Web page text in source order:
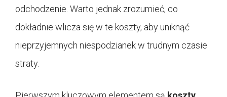
odchodzenie. Warto jednak zrozumieć, co
dokładnie wlicza się w te koszty, aby uniknąć
nieprzyjemnych niespodzianek w trudnym czasie
straty.